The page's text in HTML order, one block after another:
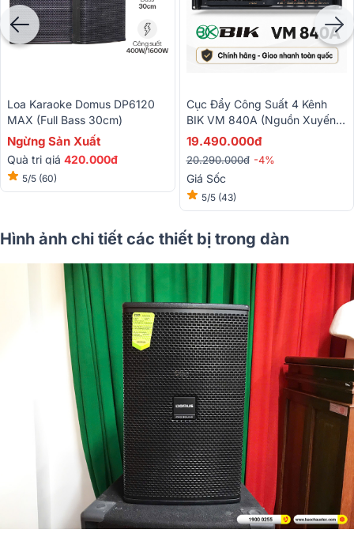
Loa Karaoke Domus DP6120
MAX (Full Bass 30cm)
Ngừng Sản Xuất
Quà trị giá 420.000đ
5/5 (60)
Cục Đẩy Công Suất 4 Kênh
BIK VM 840A (Nguồn Xuyến,
Class H, 800W)
19.490.000đ
20.290.000đ -4%
Giá Sốc
5/5 (43)
Hình ảnh chi tiết các thiết bị trong dàn